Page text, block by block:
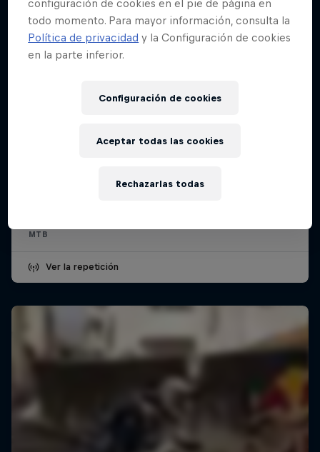
15 Febrero 2026
MTB
Ver la repetición
configuración de cookies en el pie de página en
todo momento. Para mayor información, consulta la
Política de privacidad y la Configuración de cookies
en la parte inferior.
Configuración de cookies
Rechazarlas todas
Aceptar todas las cookies